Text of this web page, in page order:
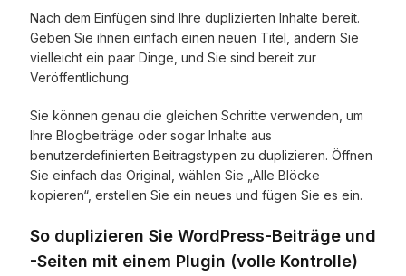
Nach dem Einfügen sind Ihre duplizierten Inhalte bereit.
Geben Sie ihnen einfach einen neuen Titel, ändern Sie
vielleicht ein paar Dinge, und Sie sind bereit zur
Veröffentlichung.
Sie können genau die gleichen Schritte verwenden, um
Ihre Blogbeiträge oder sogar Inhalte aus
benutzerdefinierten Beitragstypen zu duplizieren. Öffnen
Sie einfach das Original, wählen Sie „Alle Blöcke
kopieren“, erstellen Sie ein neues und fügen Sie es ein.
So duplizieren Sie WordPress-Beiträge und
-Seiten mit einem Plugin (volle Kontrolle)